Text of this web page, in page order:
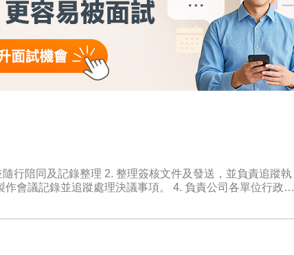
行陪同及記錄整理 2. 整理簽核文件及發送，並負責追蹤執
會議記錄並追蹤處理決議事項。 4. 負責公司各單位行政事